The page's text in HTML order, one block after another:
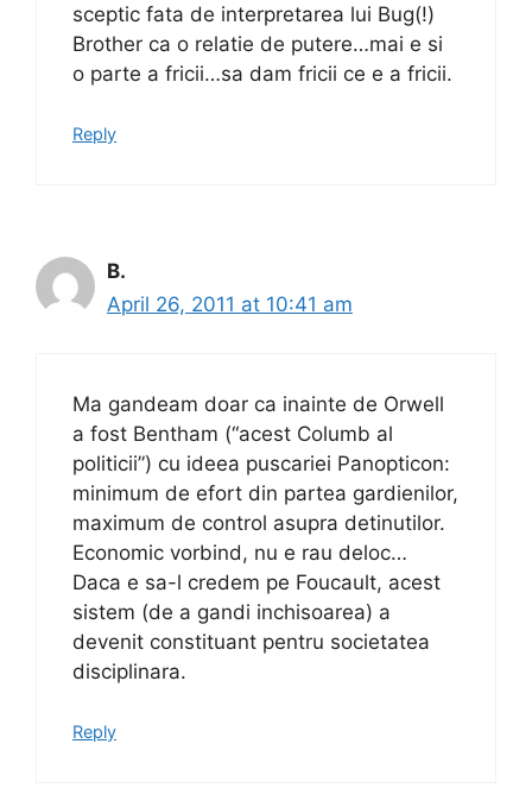
sceptic fata de interpretarea lui Bug(!)
Brother ca o relatie de putere…mai e si
o parte a fricii…sa dam fricii ce e a fricii.
Reply
B.
April 26, 2011 at 10:41 am
Ma gandeam doar ca inainte de Orwell
a fost Bentham (“acest Columb al
politicii”) cu ideea puscariei Panopticon:
minimum de efort din partea gardienilor,
maximum de control asupra detinutilor.
Economic vorbind, nu e rau deloc…
Daca e sa-l credem pe Foucault, acest
sistem (de a gandi inchisoarea) a
devenit constituant pentru societatea
disciplinara.
Reply